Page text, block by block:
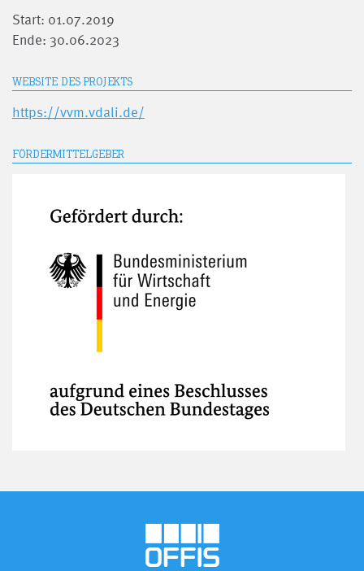
Start: 01.07.2019
Ende: 30.06.2023
WEBSITE DES PROJEKTS
https://vvm.vdali.de/
FÖRDERMITTELGEBER